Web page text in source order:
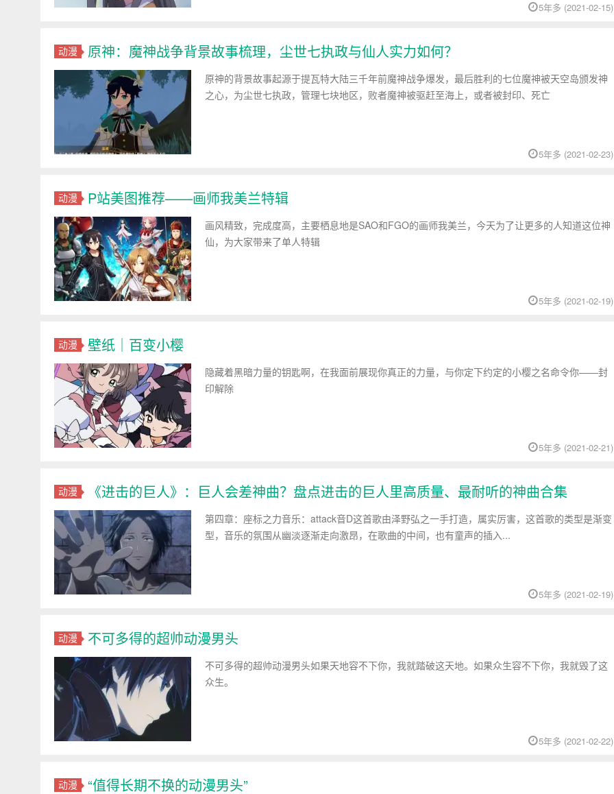
5年多 (2021-02-15)
动漫 原神：魔神战争背景故事梳理，尘世七执政与仙人实力如何？
原神的背景故事起源于提瓦特大陆三千年前魔神战争爆发，最后胜利的七位魔神被天空岛颁发神
之心，为尘世七执政，管理七块地区，败者魔神被驱赶至海上，或者被封印、死亡
5年多 (2021-02-23)
动漫 P站美图推荐——画师我美兰特辑
画风精致，完成度高，主要栖息地是SAO和FGO的画师我美兰，今天为了让更多的人知道这位神
仙，为大家带来了单人特辑
5年多 (2021-02-19)
动漫 壁纸｜百变小樱
隐藏着黑暗力量的钥匙啊，在我面前展现你真正的力量，与你定下约定的小樱之名命令你——封
印解除
5年多 (2021-02-21)
动漫 《进击的巨人》：巨人会差神曲？盘点进击的巨人里高质量、最耐听的神曲合集
第四章：座标之力音乐：attack音D这首歌由泽野弘之一手打造，属实厉害，这首歌的类型是渐变
型，音乐的氛围从幽淡逐渐走向激昂，在歌曲的中间，也有童声的插入...
5年多 (2021-02-19)
动漫 不可多得的超帅动漫男头
不可多得的超帅动漫男头如果天地容不下你，我就踏破这天地。如果众生容不下你，我就毁了这
众生。
5年多 (2021-02-22)
动漫 “值得长期不换的动漫男头”